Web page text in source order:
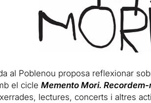
al Poblenou proposa reflexionar
el cicle Memento Mori.
lectures, concerts i altres